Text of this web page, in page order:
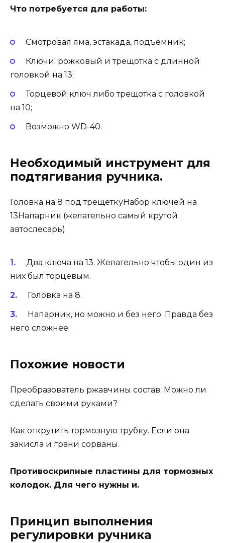
Что потребуется для работы:
Смотровая яма, эстакада, подъемник;
Ключи: рожковый и трещотка с длинной
головкой на 13;
Торцевой ключ либо трещотка с головкой
на 10;
Возможно WD-40.
Необходимый инструмент для
подтягивания ручника.
Головка на 8 под трещёткуНабор ключей на
13Напарник (желательно самый крутой
автослесарь)
Два ключа на 13. Желательно чтобы один из
них был торцевым.
Головка на 8.
Напарник, но можно и без него. Правда без
него сложнее.
Похожие новости
Преобразователь ржавчины состав. Можно ли
сделать своими руками?
Как открутить тормозную трубку. Если она
закисла и грани сорваны.
Противоскрипные пластины для тормозных
колодок. Для чего нужны и.
Принцип выполнения
регулировки ручника